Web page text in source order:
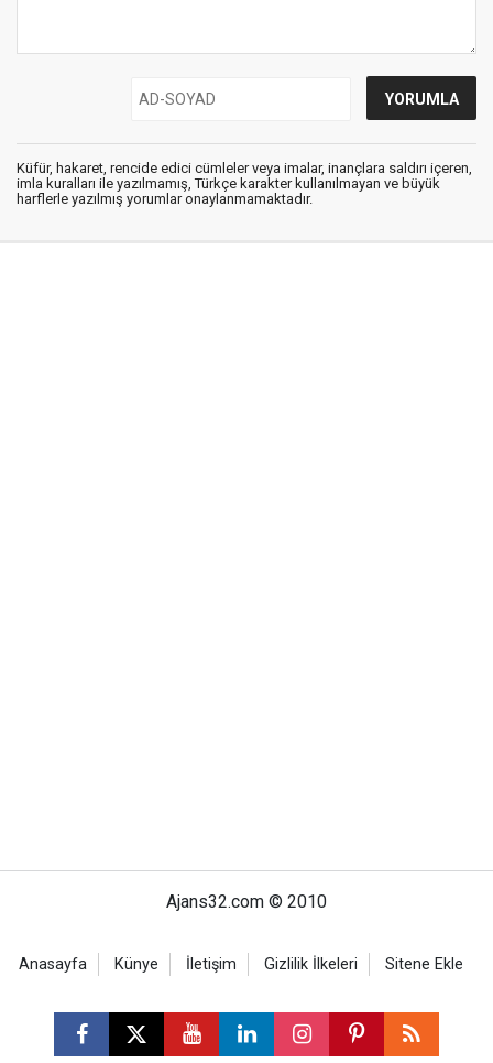
Küfür, hakaret, rencide edici cümleler veya imalar, inançlara saldırı içeren,
imla kuralları ile yazılmamış, Türkçe karakter kullanılmayan ve büyük
harflerle yazılmış yorumlar onaylanmamaktadır.
Ajans32.com © 2010
Anasayfa Künye İletişim Gizlilik İlkeleri Sitene Ekle